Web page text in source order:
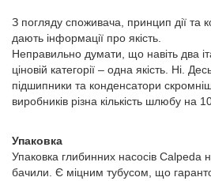
З погляду споживача, принцип дії та
дають інформації про якість.
Неправильно думати, що навіть два
ціновій категорії – одна якість. Ні.
підшипники та конденсатори
виробників різна кількість шлюбу на
Упаковка
Упаковка глибинних насосів
бачили. Є міцним тубусом, що